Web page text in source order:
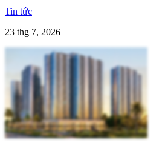
Tin tức
23 thg 7, 2026